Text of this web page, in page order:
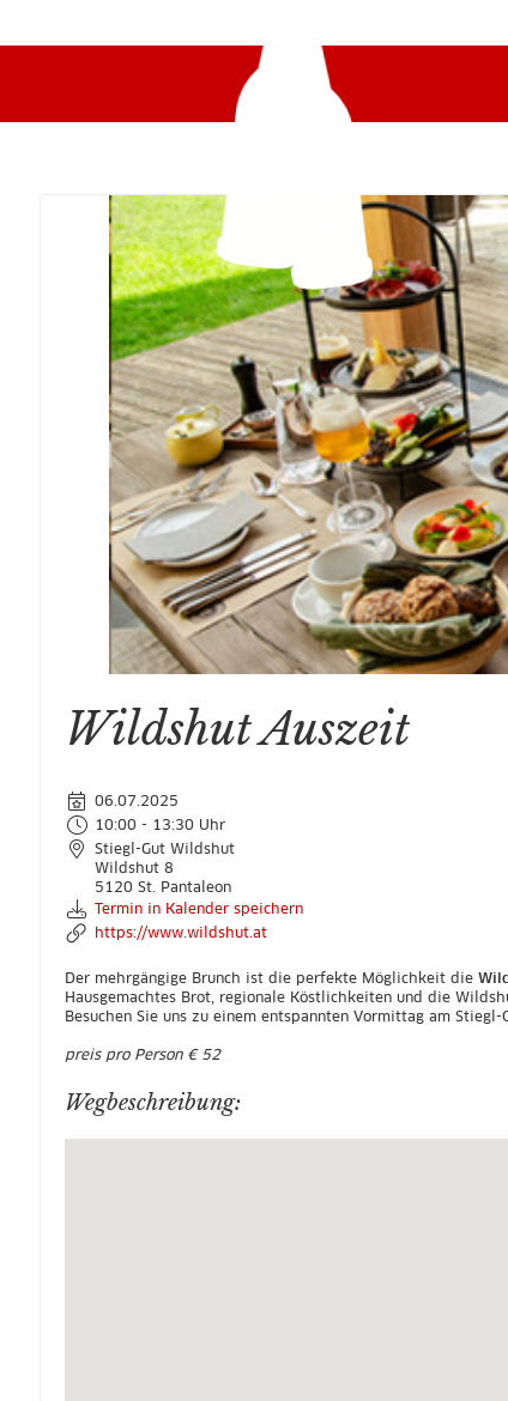
Wildshut Auszeit
06.07.2025
10:00 - 13:30 Uhr
Stiegl-Gut Wildshut
Wildshut 8
5120 St. Pantaleon
Termin in Kalender speichern
https://www.wildshut.at
Der mehrgängige Brunch ist die perfekte Möglichkeit die
Hausgemachtes Brot, regionale Köstlichkeiten und die
Besuchen Sie uns zu einem entspannten Vormittag am
preis pro Person € 52
Wegbeschreibung: